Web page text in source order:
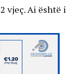
vjeç. Ai është i